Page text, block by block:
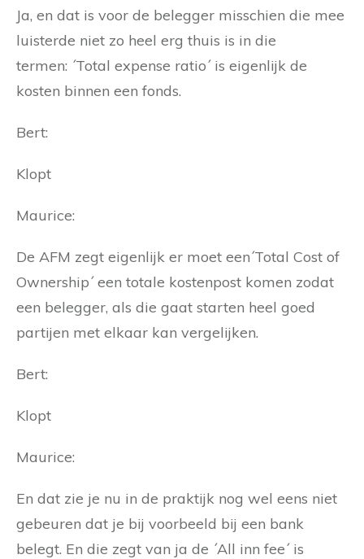
Ja, en dat is voor de belegger misschien die mee
luisterde niet zo heel erg thuis is in die
termen: ´Total expense ratio´ is eigenlijk de
kosten binnen een fonds.
Bert:
Klopt
Maurice:
De AFM zegt eigenlijk er moet een´Total Cost of
Ownership´ een totale kostenpost komen zodat
een belegger, als die gaat starten heel goed
partijen met elkaar kan vergelijken.
Bert:
Klopt
Maurice:
En dat zie je nu in de praktijk nog wel eens niet
gebeuren dat je bij voorbeeld bij een bank
belegt. En die zegt van ja de ´All inn fee´ is